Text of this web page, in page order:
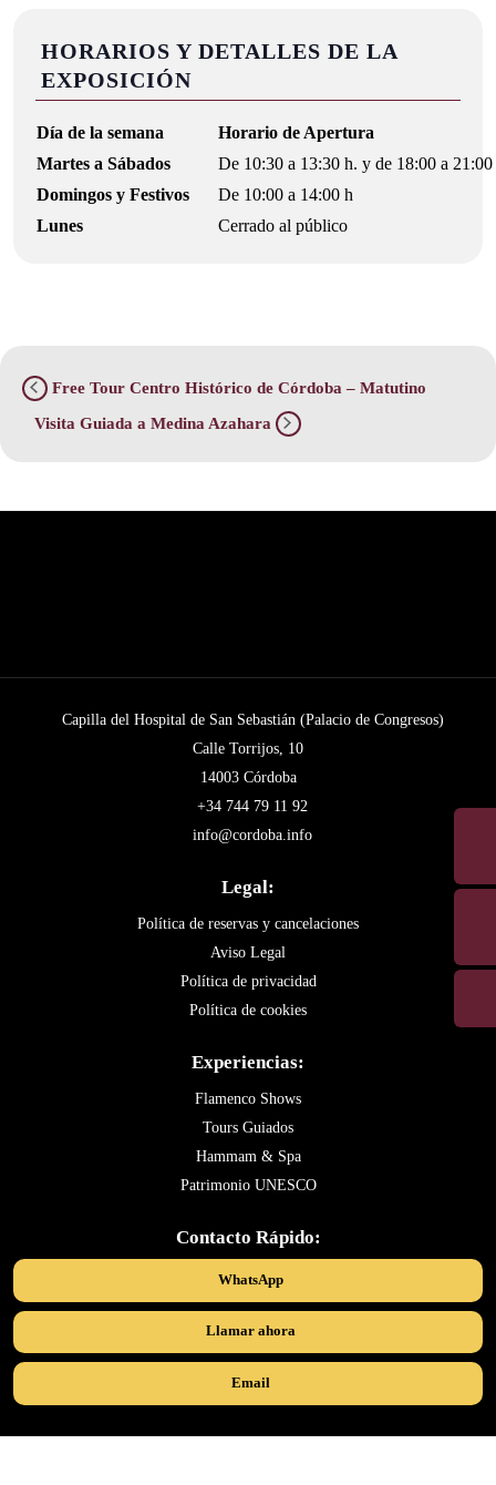
HORARIOS Y DETALLES DE LA
EXPOSICIÓN
Día de la semana
Horario de Apertura
Martes a Sábados
De 10:30 a 13:30 h. y de 18:00 a 21:00
Domingos y Festivos
De 10:00 a 14:00 h
Lunes
Cerrado al público
Free Tour Centro Histórico de Córdoba – Matutino
Visita Guiada a Medina Azahara
Capilla del Hospital de San Sebastián (Palacio de Congresos)
Calle Torrijos, 10
14003 Córdoba
+34 744 79 11 92
info@cordoba.info
Legal:
Política de reservas y cancelaciones
Aviso Legal
Política de privacidad
Política de cookies
Experiencias:
Flamenco Shows
Tours Guiados
Hammam & Spa
Patrimonio UNESCO
Contacto Rápido:
WhatsApp
Llamar ahora
Email